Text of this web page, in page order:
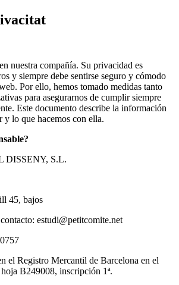
nuestra compañía. Su privacidad es
y siempre debe sentirse seguro y cómodo
Por ello, hemos tomado medidas tanto
para asegurarnos de cumplir siempre
Este documento describe la información
y lo que hacemos con ella.
DISSENY, S.L.
45, bajos
estudi@petitcomite.net
el Registro Mercantil de Barcelona en el
B249008, inscripción 1ª.